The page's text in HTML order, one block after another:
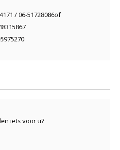
/ 06-51728086of
iets voor u?